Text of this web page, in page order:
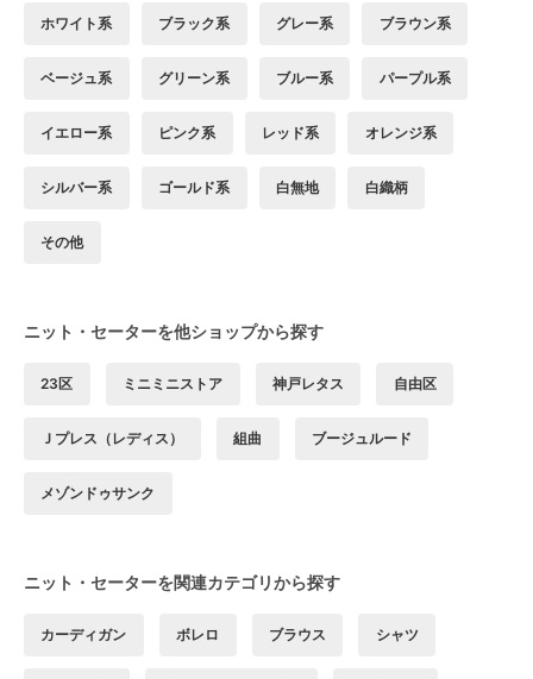
ホワイト系 ブラック系 グレー系 ブラウン系
ベージュ系 グリーン系 ブルー系 パープル系
イエロー系 ピンク系 レッド系 オレンジ系
シルバー系 ゴールド系 白無地 白織柄
その他
ニット・セーターを他ショップから探す
23区 ミニミニストア 神戸レタス 自由区
Ｊプレス（レディス） 組曲 ブージュルード
メゾンドゥサンク
ニット・セーターを関連カテゴリから探す
カーディガン ボレロ ブラウス シャツ